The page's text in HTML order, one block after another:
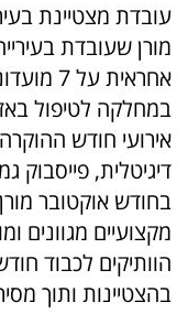
עובדת מצטיינת
אחראית
במחלקה לטיפול
אירועי חודש
דיגיטלית, פייסבוק
בחודש אוקטובר
מקצועיים מגוונים
הוותיקים לכבוד
בהצטיינות ותוך